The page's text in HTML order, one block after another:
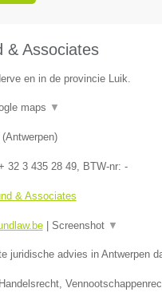
& Associates
en in de provincie Luik.
maps ▼
Antwerpen)
32 3 435 28 49, BTW-nr: -
& Associates
| Screenshot ▼
juridische advies in Antwerpen